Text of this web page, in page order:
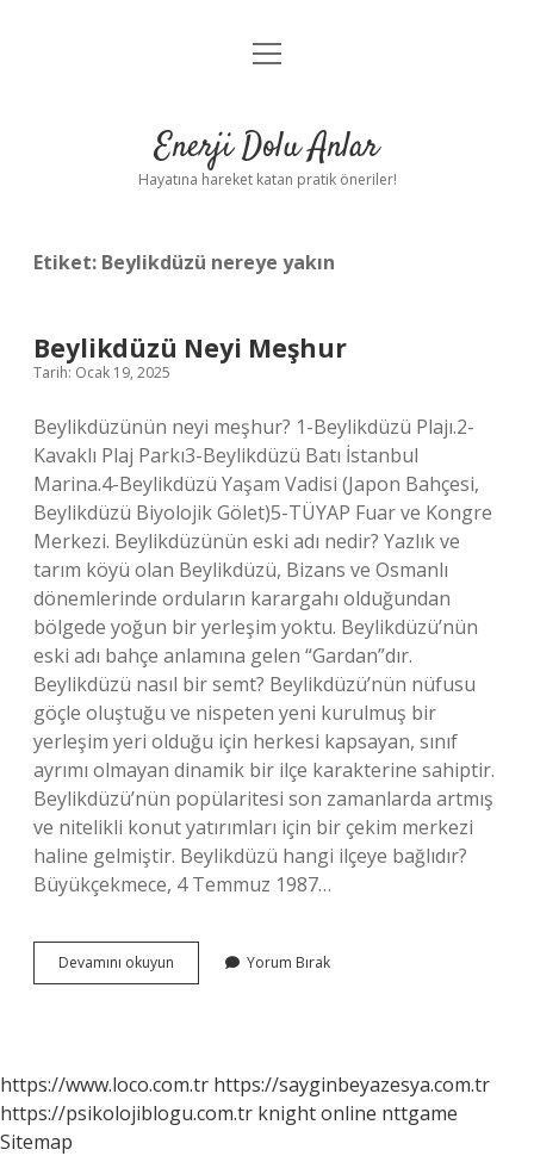
Anasayfa
Yasal Uyarı
menüyü
Enerji Dolu Anlar
Hayatına hareket katan pratik öneriler!
Etiket: Beylikdüzü nereye yakın
Beylikdüzü Neyi Meşhur
Tarih: Ocak 19, 2025
Beylikdüzünün neyi meşhur? 1-Beylikdüzü Plajı.2-
Kavaklı Plaj Parkı3-Beylikdüzü Batı İstanbul
Marina.4-Beylikdüzü Yaşam Vadisi (Japon Bahçesi,
Beylikdüzü Biyolojik Gölet)5-TÜYAP Fuar ve Kongre
Merkezi. Beylikdüzünün eski adı nedir? Yazlık ve
tarım köyü olan Beylikdüzü, Bizans ve Osmanlı
dönemlerinde orduların karargahı olduğundan
bölgede yoğun bir yerleşim yoktu. Beylikdüzü’nün
eski adı bahçe anlamına gelen “Gardan”dır.
Beylikdüzü nasıl bir semt? Beylikdüzü’nün nüfusu
göçle oluştuğu ve nispeten yeni kurulmuş bir
yerleşim yeri olduğu için herkesi kapsayan, sınıf
ayrımı olmayan dinamik bir ilçe karakterine sahiptir.
Beylikdüzü’nün popülaritesi son zamanlarda artmış
ve nitelikli konut yatırımları için bir çekim merkezi
haline gelmiştir. Beylikdüzü hangi ilçeye bağlıdır?
Büyükçekmece, 4 Temmuz 1987…
Devamını okuyun Beylikdüzü
Neyi
Yorum Bırak
https://www.loco.com.tr https://sayginbeyazesya.com.tr
https://psikolojiblogu.com.tr knight online nttgame
Sitemap